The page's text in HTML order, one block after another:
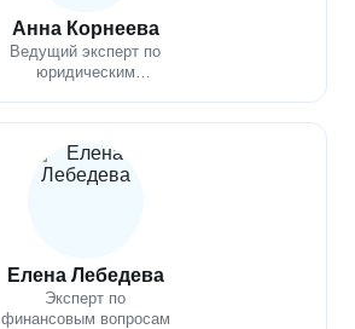
Анна Корнеева
Ведущий эксперт по
юридическим
Елена Лебедева
Эксперт по
финансовым вопросам